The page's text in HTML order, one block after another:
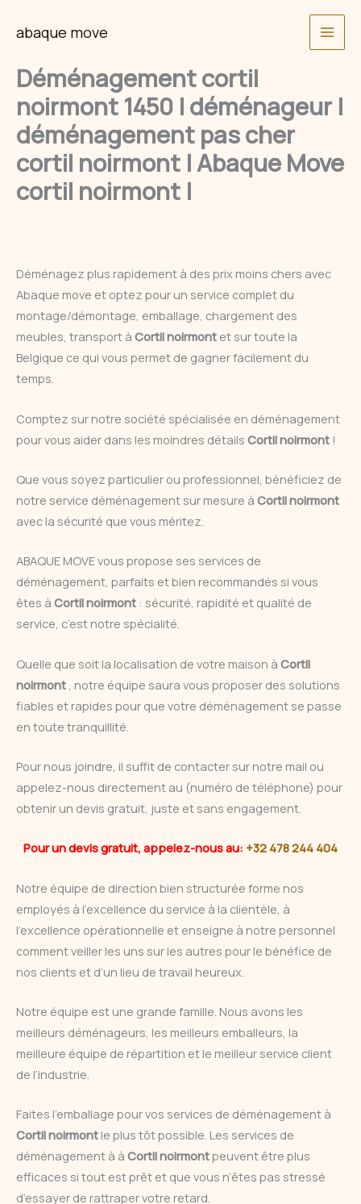
abaque move
Déménagement cortil
noirmont 1450 | déménageur |
déménagement pas cher
cortil noirmont | Abaque Move
cortil noirmont |
Déménagez plus rapidement à des prix moins chers avec
Abaque move et optez pour un service complet du
montage/démontage, emballage, chargement des
meubles, transport à Cortil noirmont et sur toute la
Belgique ce qui vous permet de gagner facilement du
temps.
Comptez sur notre société spécialisée en déménagement
pour vous aider dans les moindres détails Cortil noirmont !
Que vous soyez particulier ou professionnel, bénéficiez de
notre service déménagement sur mesure à Cortil noirmont
avec la sécurité que vous méritez.
ABAQUE MOVE vous propose ses services de
déménagement, parfaits et bien recommandés si vous
êtes à Cortil noirmont : sécurité, rapidité et qualité de
service, c’est notre spécialité.
Quelle que soit la localisation de votre maison à Cortil
noirmont , notre équipe saura vous proposer des solutions
fiables et rapides pour que votre déménagement se passe
en toute tranquillité.
Pour nous joindre, il suffit de contacter sur notre mail ou
appelez-nous directement au (numéro de téléphone) pour
obtenir un devis gratuit, juste et sans engagement.
Pour un devis gratuit, appelez-nous au: +32 478 244 404
Notre équipe de direction bien structurée forme nos
employés à l’excellence du service à la clientèle, à
l’excellence opérationnelle et enseigne à notre personnel
comment veiller les uns sur les autres pour le bénéfice de
nos clients et d’un lieu de travail heureux.
Notre équipe est une grande famille. Nous avons les
meilleurs déménageurs, les meilleurs emballeurs, la
meilleure équipe de répartition et le meilleur service client
de l’industrie.
Faites l’emballage pour vos services de déménagement à
Cortil noirmont le plus tôt possible. Les services de
déménagement à à Cortil noirmontpeuvent être plus
efficaces si tout est prêt et que vous n’êtes pas stressé
d’essayer de rattraper votre retard.